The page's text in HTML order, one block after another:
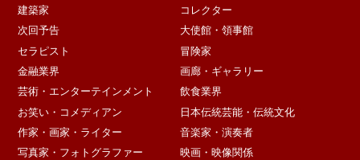
建築家
コレクター
次回予告
大使館・領事館
セラピスト
冒険家
金融業界
画廊・ギャラリー
芸術・エンターテインメント
飲食業界
お笑い・コメディアン
日本伝統芸能・伝統文化
作家・画家・ライター
音楽家・演奏者
写真家・フォトグラファー
映画・映像関係